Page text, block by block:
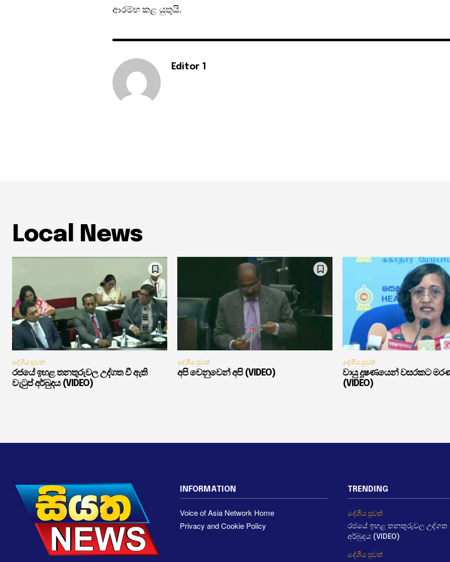
ආරම්භ කළ යුතුයි.
Editor 1
Local News
දේශීය පුවත්
රජයේ ඉහළ තනතුරුවල උද්ගත වී ඇති
වැටුප් අර්බුදය (VIDEO)
දේශීය පුවත්
අපි වෙනුවෙන් අපි (VIDEO)
දේශීය පුවත්
වායු දූෂණයෙන් වසරකට
(VIDEO)
INFORMATION
Voice of Asia Network Home
Privacy and Cookie Policy
TRENDING
දේශීය පුවත්
රජයේ ඉහළ තනතුරුවල උද්ගත
අර්බුදය (VIDEO)
දේශීය පුවත්